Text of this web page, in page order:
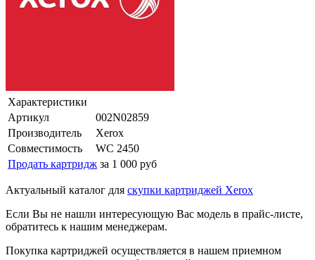
Характеристики
Артикул
002N02859
Производитель
Xerox
Совместимость
WC 2450
Продать картридж за 1 000 руб
Актуальный каталог для скупки картриджей Xerox
Если Вы не нашли интересующую Вас модель в прайс-листе,
обратитесь к нашим менеджерам.
Покупка картриджей осуществляется в нашем приемном